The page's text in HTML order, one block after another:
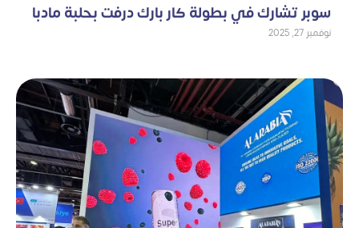
سوبر تشارك في بطولة كار بارك درفت بحلبة مادبا
نوفمبر 27, 2025